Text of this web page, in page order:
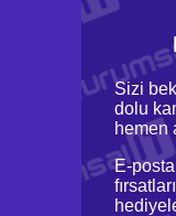
Sizi
dolu
hemen
E-